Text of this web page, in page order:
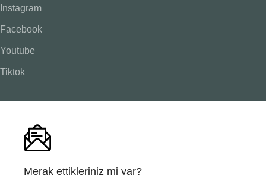
Instagram
Facebook
Youtube
Tiktok
Merak ettikleriniz mi var?